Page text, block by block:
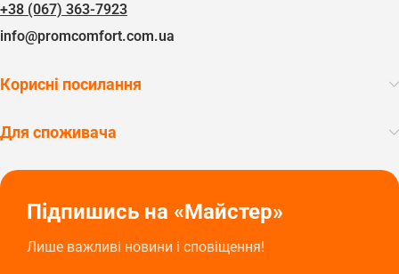
+38 (067) 363-7923
info@promcomfort.com.ua
Корисні посилання
Для споживача
Підпишись на «Майстер»
Лише важливі новини і сповіщення!